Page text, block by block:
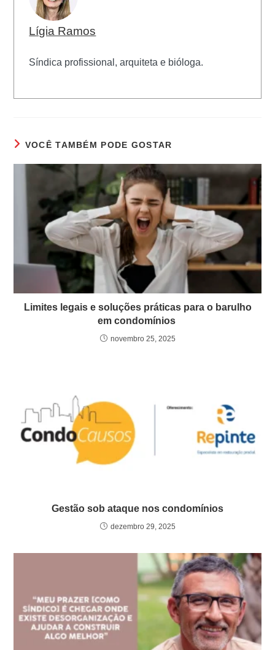
Lígia Ramos
Síndica profissional, arquiteta e bióloga.
VOCÊ TAMBÉM PODE GOSTAR
Limites legais e soluções práticas para o barulho
em condomínios
novembro 25, 2025
Gestão sob ataque nos condomínios
dezembro 29, 2025